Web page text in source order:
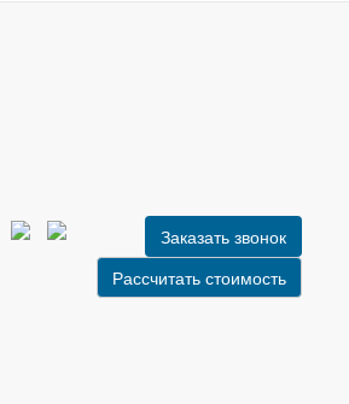
Заказать звонок
Рассчитать стоимость